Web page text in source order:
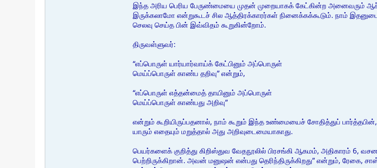
இந்த அரிய பெரிய பேருண்மையை முதன் முறையாகக் கேட்கின்ற அனைவரும்
இருக்கலாமோ என்றுகூடச் சில ஆத்திரக்காரர்கள் நினைக்கக்கூடும். நாம்
செலவு செய்த பின் இவ்விதம் கூறுகின்றோம்.
திருவள்ளுவர்:
“எப்பொருள் யார்யார்வாய்க் கேட்பினும் அப்பொருள்
மெய்ப்பொருள் காண்ப தறிவு” என்றும்,
“எப்பொருள் எத்தன்மைத் தாயினும் அப்பொருள்
மெய்ப்பொருள் காண்பது அறிவு”
என்றும் கூறியிருப்பதனால், நாம் கூறும் இந்த உண்மையைச் சோதித்துப்
யாரும் எதையும் மறுத்தால் அது அறிவுடைமையாகாது.
பெயர்களைக் குறித்து கிறிஸ்துவ வேதநூலில் பிரசங்கி ஆகமம், அதிகாரம் 6,
பெற்றிருக்கிறான். அவன் மனுஷன் என்பது தெரிந்திருக்கிறது” என்றும், ரேகை,